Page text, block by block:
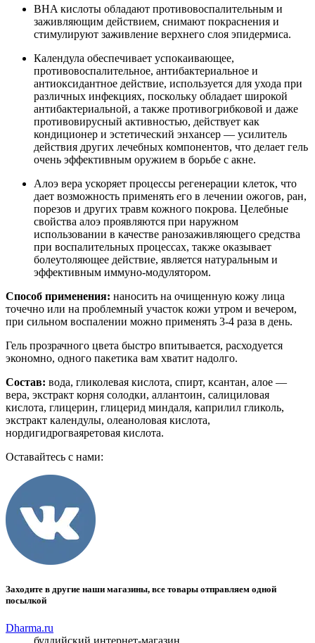
ВHA кислоты обладают противовоспалительным и
заживляющим действием, снимают покраснения и
стимулируют заживление верхнего слоя эпидермиса.
Календула обеспечивает успокаивающее,
противовоспалительное, антибактериальное и
антиоксидантное действие, используется для ухода при
различных инфекциях, поскольку обладает широкой
антибактериальной, а также противогрибковой и даже
противовирусный активностью, действует как
кондиционер и эстетический энхансер — усилитель
действия других лечебных компонентов, что делает гель
очень эффективным оружием в борьбе с акне.
Алоэ вера ускоряет процессы регенерации клеток, что
дает возможность применять его в лечении ожогов, ран,
порезов и других травм кожного покрова. Целебные
свойства алоэ проявляются при наружном
использовании в качестве ранозаживляющего средства
при воспалительных процессах, также оказывает
болеутоляющее действие, является натуральным и
эффективным иммуно-модулятором.
Способ применения: наносить на очищенную кожу лица
точечно или на проблемный участок кожи утром и вечером,
при сильном воспалении можно применять 3-4 раза в день.
Гель прозрачного цвета быстро впитывается, расходуется
экономно, одного пакетика вам хватит надолго.
Состав: вода, гликолевая кислота, спирт, ксантан, алое —
вера, экстракт корня солодки, аллантоин, салициловая
кислота, глицерин, глицерид миндаля, каприлил гликоль,
экстракт календулы, олеаноловая кислота,
нордигидрогваяретовая кислота.
Оставайтесь с нами:
Заходите в другие наши магазины, все товары отправляем одной
посылкой
Dharma.ru
буддийский интернет-магазин